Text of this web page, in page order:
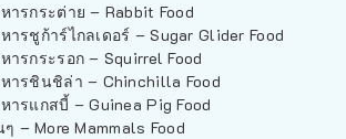
ารกระต่าย – Rabbit Food
ารชูก้าร์ไกลเดอร์ – Sugar Glider Food
ารกระรอก – Squirrel Food
ารชินชิล่า – Chinchilla Food
ารแกสบี้ – Guinea Pig Food
– More Mammals Food